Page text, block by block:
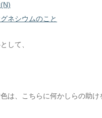
ネシウムのこと
して、
は、こちらに何かしらの助